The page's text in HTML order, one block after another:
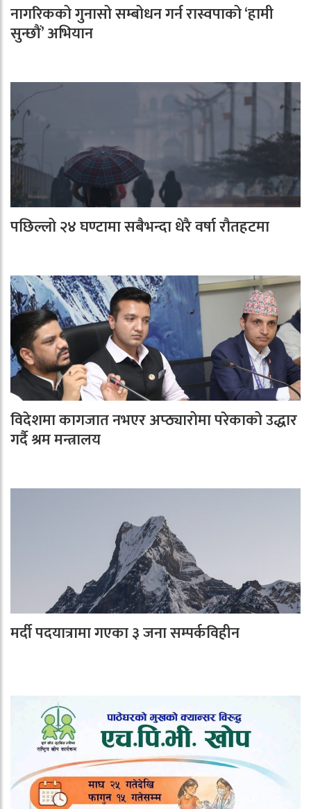
नागरिकको गुनासो सम्बोधन गर्न रास्वपाको ‘हामी
सुन्छौं’ अभियान
पछिल्लो २४ घण्टामा सबैभन्दा धेरै वर्षा रौतहटमा
विदेशमा कागजात नभएर अप्ठ्यारोमा परेकाको उद्धार
गर्दै श्रम मन्त्रालय
मर्दी पदयात्रामा गएका ३ जना सम्पर्कविहीन